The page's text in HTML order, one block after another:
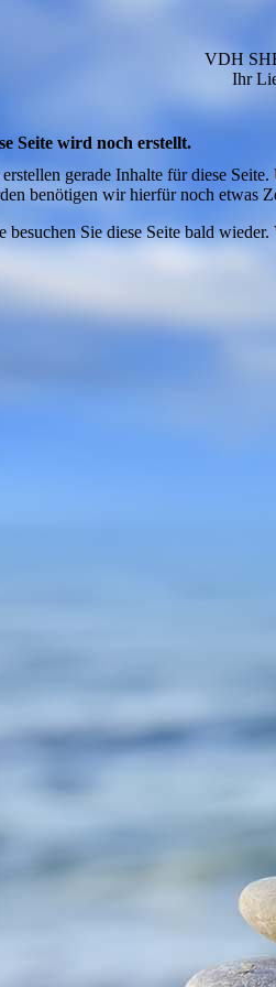
VDH
Ihr
Seite wird noch erstellt.
gerade Inhalte für diese
benötigen wir hierfür noch etwas
besuchen Sie diese Seite bald